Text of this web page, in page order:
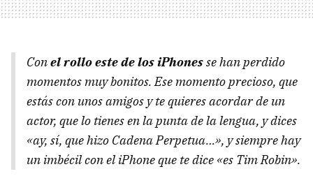
Conel rollo este de los iPhonesse han perdido
momentos muy bonitos. Ese momento precioso, que
estás con unos amigos y te quieres acordar de un
actor, que lo tienes en la punta de la lengua, y dices
«ay, sí, que hizo Cadena Perpetua…», y siempre hay
un imbécil con el iPhone que te dice «es Tim Robin».